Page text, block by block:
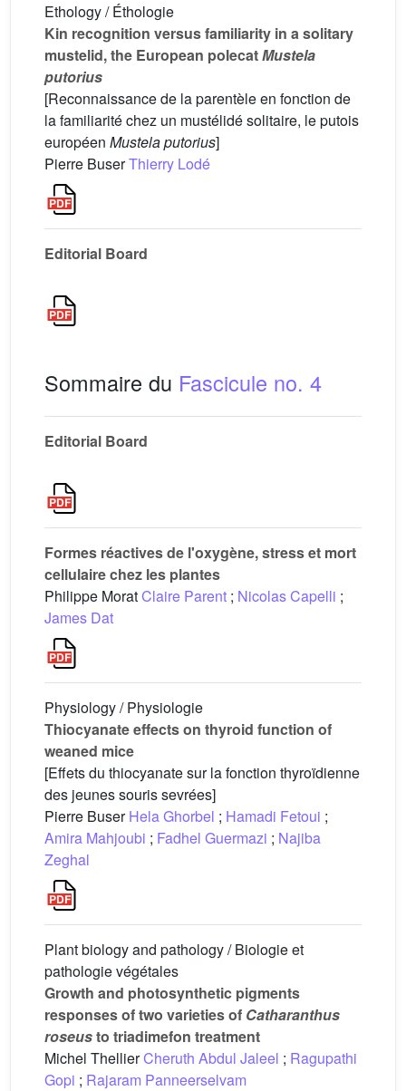
Ethology / Éthologie
Kin recognition versus familiarity in a solitary
mustelid, the European polecatMustela
putorius
[Reconnaissance de la parentèle en fonction de
la familiarité chez un mustélidé solitaire, le putois
européen Mustela putorius]
Pierre BuserThierry Lodé
Editorial Board
Sommaire du Fascicule no. 4
Editorial Board
Formes réactives de l'oxygène, stress et mort
cellulaire chez les plantes
Philippe MoratClaire Parent ; Nicolas Capelli ;
James Dat
Physiology / Physiologie
Thiocyanate effects on thyroid function of
weaned mice
[Effets du thiocyanate sur la fonction thyroïdienne
des jeunes souris sevrées]
Pierre BuserHela Ghorbel ; Hamadi Fetoui ;
Amira Mahjoubi ; Fadhel Guermazi ; Najiba
Zeghal
Plant biology and pathology / Biologie et
pathologie végétales
Growth and photosynthetic pigments
responses of two varieties of Catharanthus
roseusto triadimefon treatment
Michel ThellierCheruth Abdul Jaleel ; Ragupathi
Gopi ; Rajaram Panneerselvam